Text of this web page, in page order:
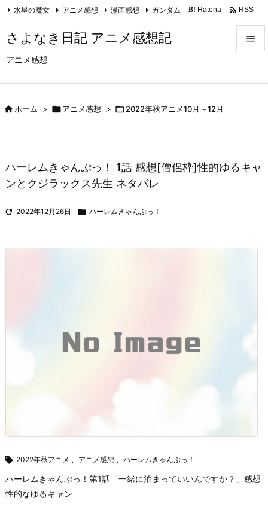
さよなき日記 アニメ感想記
アニメ感想

次へ
水星の魔女 アニメ感想 漫画感想 ガンダム B! Hatena  RSS
ホーム > アニメ感想 > 2022年秋アニメ10月～12月
ハーレムきゃんぷっ！ 1話 感想[僧侶枠]性的ゆるキャ
ンとクジラックス先生 ネタバレ
 2022年12月26日  ハーレムきゃんぷっ！
 2022年秋アニメ , アニメ感想 , ハーレムきゃんぷっ！
ハーレムきゃんぷっ！第1話「一緒に泊まっていいんですか？」感想
性的なゆるキャン